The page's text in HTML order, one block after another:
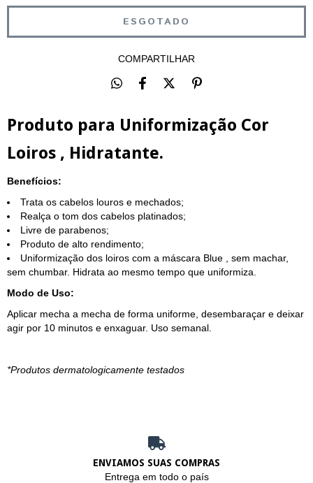
COMPARTILHAR
Produto para Uniformização Cor
Loiros , Hidratante.
Benefícios:
Trata os cabelos louros e mechados;
Realça o tom dos cabelos platinados;
Livre de parabenos;
Produto de alto rendimento;
Uniformização dos loiros com a máscara Blue , sem machar,
sem chumbar. Hidrata ao mesmo tempo que uniformiza.
Modo de Uso:
Aplicar mecha a mecha de forma uniforme, desembaraçar e deixar
agir por 10 minutos e enxaguar. Uso semanal.
*Produtos dermatologicamente testados
ENVIAMOS SUAS COMPRAS
Entrega em todo o país